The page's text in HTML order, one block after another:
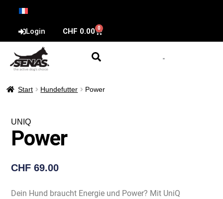
Login CHF 0.00 0
Start Hundefutter Power
UNIQ
Power
CHF 69.00
Dein Hund braucht Energie und Power? Mit UniQ